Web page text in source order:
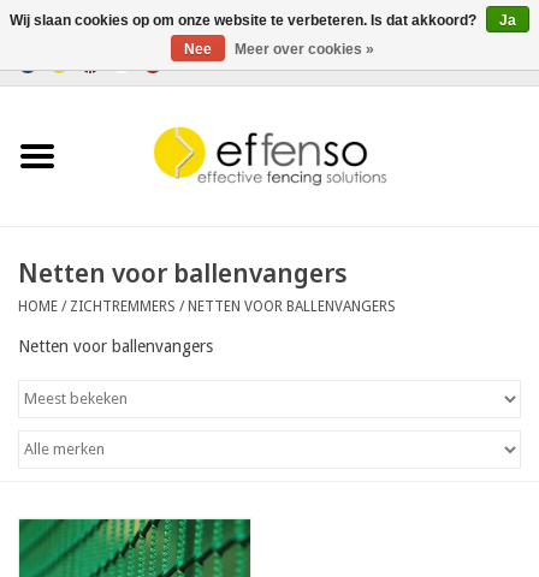
Outlet
Documenten
Netten voor ballenvangers
HOME / ZICHTREMMERS /NETTEN VOOR BALLENVANGERS
Netten voor ballenvangers
Wij slaan cookies op om onze website te verbeteren. Is dat akkoord?
Ja
Nee
Meer over cookies »